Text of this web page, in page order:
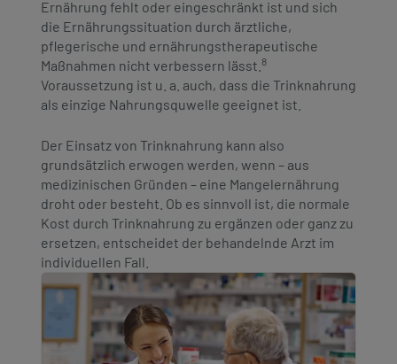
Ernährung fehlt oder eingeschränkt ist und sich
die Ernährungssituation durch ärztliche,
pflegerische und ernährungstherapeutische
Maßnahmen nicht verbessern lässt. 8
Voraussetzung ist u. a. auch, dass die Trinknahrung
als einzige Nahrungsquwelle geeignet ist.
Der Einsatz von Trinknahrung kann also
grundsätzlich erwogen werden, wenn – aus
medizinischen Gründen – eine Mangelernährung
droht oder besteht. Ob es sinnvoll ist, die normale
Kost durch Trinknahrung zu ergänzen oder ganz zu
ersetzen, entscheidet der behandelnde Arzt im
individuellen Fall.